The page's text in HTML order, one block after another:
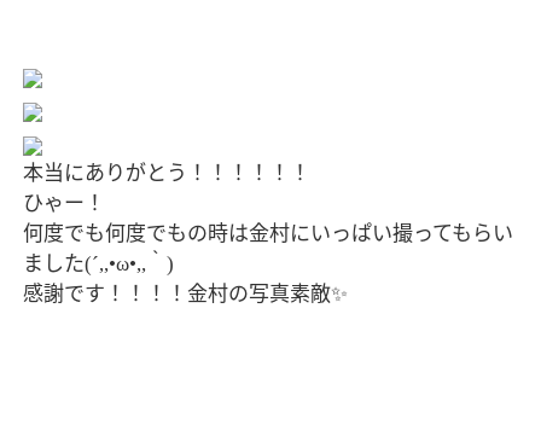
本当にありがとう！！！！！！
ひゃー！
何度でも何度でもの時は金村にいっぱい撮ってもらい
ました(´,,•ω•,, ｀ )
感謝です！！！！金村の写真素敵✨